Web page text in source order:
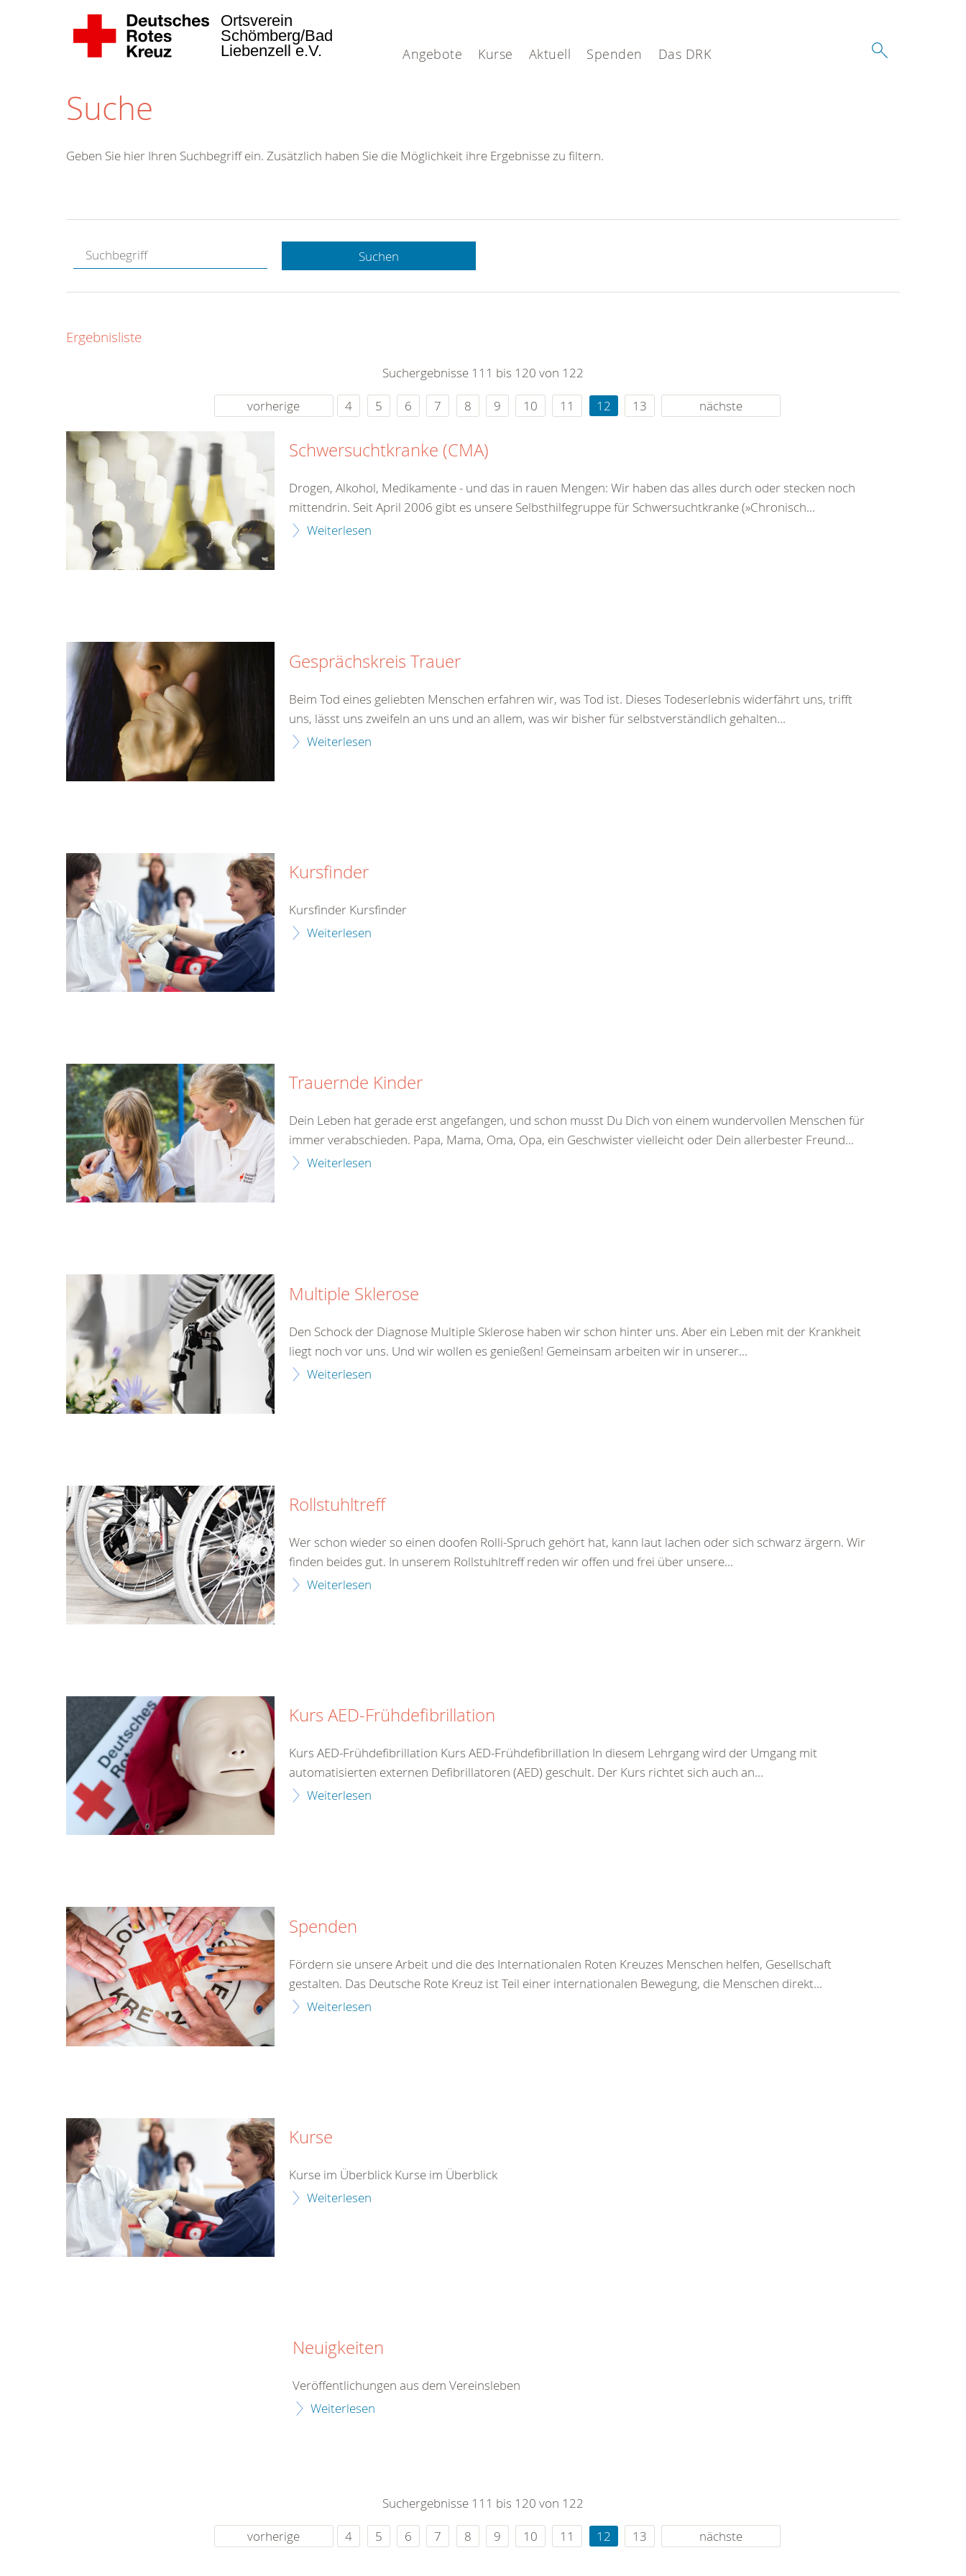
Angebote Kurse Aktuell Spenden Das DRK
Ortsverein
Schömberg/Bad
Liebenzell e.V.
Suche
Hotline.
gerne.
rund um die Uhr
Geben Sie hier Ihren Suchbegriff ein. Zusätzlich haben Sie die Möglichkeit ihre Ergebnisse zu filtern.
Suchen
Ergebnisliste
Suchergebnisse 111 bis 120 von 122
vorherige
4 5 6 7 8 9 10 11 12 13 nächste
Schwersuchtkranke (CMA)
Drogen, Alkohol, Medikamente - und das in rauen Mengen: Wir haben das alles durch oder stecken noch
mittendrin. Seit April 2006 gibt es unsere Selbsthilfegruppe für Schwersuchtkranke (»Chronisch...
Weiterlesen
Gesprächskreis Trauer
Beim Tod eines geliebten Menschen erfahren wir, was Tod ist. Dieses Todeserlebnis widerfährt uns, trifft
uns, lässt uns zweifeln an uns und an allem, was wir bisher für selbstverständlich gehalten...
Weiterlesen
Kursfinder
Kursfinder Kursfinder
Weiterlesen
Trauernde Kinder
Dein Leben hat gerade erst angefangen, und schon musst Du Dich von einem wundervollen Menschen für
immer verabschieden. Papa, Mama, Oma, Opa, ein Geschwister vielleicht oder Dein allerbester Freund...
Weiterlesen
Multiple Sklerose
Den Schock der Diagnose Multiple Sklerose haben wir schon hinter uns. Aber ein Leben mit der Krankheit
liegt noch vor uns. Und wir wollen es genießen! Gemeinsam arbeiten wir in unserer...
Weiterlesen
Rollstuhltreff
Wer schon wieder so einen doofen Rolli-Spruch gehört hat, kann laut lachen oder sich schwarz ärgern. Wir
finden beides gut. In unserem Rollstuhltreff reden wir offen und frei über unsere...
Weiterlesen
Kurs AED-Frühdefibrillation
Kurs AED-Frühdefibrillation Kurs AED-Frühdefibrillation In diesem Lehrgang wird der Umgang mit
automatisierten externen Defibrillatoren (AED) geschult. Der Kurs richtet sich auch an...
Weiterlesen
Spenden
Fördern sie unsere Arbeit und die des Internationalen Roten Kreuzes Menschen helfen, Gesellschaft
gestalten. Das Deutsche Rote Kreuz ist Teil einer internationalen Bewegung, die Menschen direkt...
Weiterlesen
Kurse
Kurse im Überblick Kurse im Überblick
Weiterlesen
Neuigkeiten
Veröffentlichungen aus dem Vereinsleben
Weiterlesen
Suchergebnisse 111 bis 120 von 122
vorherige
4 5 6 7 8 9 10 11 12 13 nächste